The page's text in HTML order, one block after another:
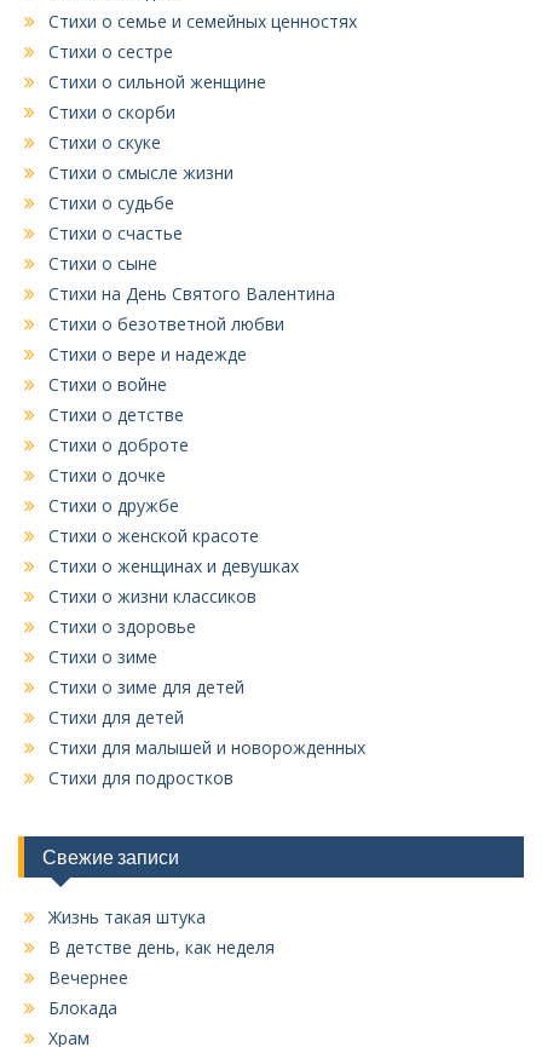
Стихи о семье и семейных ценностях
Стихи о сестре
Стихи о сильной женщине
Стихи о скорби
Стихи о скуке
Стихи о смысле жизни
Стихи о судьбе
Стихи о счастье
Стихи о сыне
Стихи на День Святого Валентина
Стихи о безответной любви
Стихи о вере и надежде
Стихи о войне
Стихи о детстве
Стихи о доброте
Стихи о дочке
Стихи о дружбе
Стихи о женской красоте
Стихи о женщинах и девушках
Стихи о жизни классиков
Стихи о здоровье
Стихи о зиме
Стихи о зиме для детей
Стихи для детей
Стихи для малышей и новорожденных
Стихи для подростков
Свежие записи
Жизнь такая штука
В детстве день, как неделя
Вечернее
Блокада
Храм